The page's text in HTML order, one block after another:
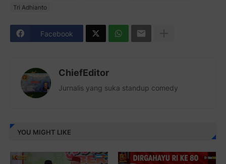
Tri Adhianto
Facebook
ChiefEditor
Jurnalis yang suka standup comedy
YOU MIGHT LIKE